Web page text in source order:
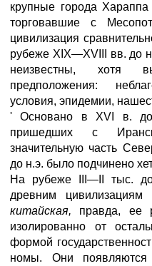
крупные города
торговавшие с
цивилизация
рубеже XIX—XVIII вв. до
неизвестны, хотя
предположения:
условия, эпидемии,
' Основано в XVI в. до
пришедших с
значительную часть
до н.э. было подчинено
На рубеже III—II тыс.
древним
китайская, правда, ее
изолированно от
формой
номы. Они